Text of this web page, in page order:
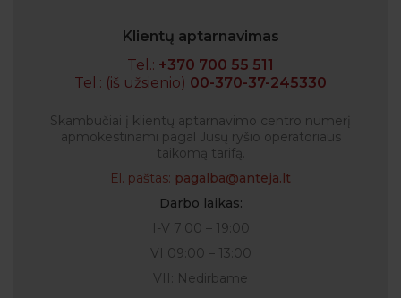
Klientų aptarnavimas
Tel.: +370 700 55 511
Tel.: (iš užsienio) 00-370-37-245330
Skambučiai į klientų aptarnavimo centro numerį
apmokestinami pagal Jūsų ryšio operatoriaus
taikomą tarifą.
El. paštas: pagalba@anteja.lt
Darbo laikas:
I-V 7:00 – 19:00
VI 09:00 – 13:00
VII: Nedirbame